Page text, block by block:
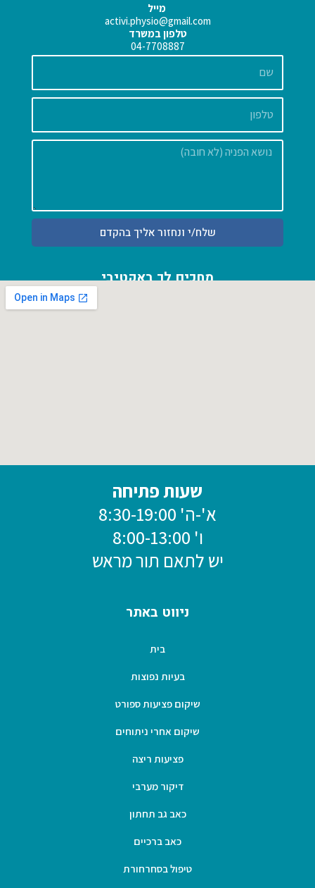
מייל
activi.physio@gmail.com
טלפון במשרד
04-7708887
הודעה
שלח/י ונחזור אליך בהקדם
מחכים לך באקטיבי
שעות פתיחה
א'-ה' 8:30-19:00
ו' 8:00-13:00
יש לתאם תור מראש
ניווט באתר
בית
בעיות נפוצות
שיקום פציעות ספורט
שיקום אחרי ניתוחים
פציעות ריצה
דיקור מערבי
כאב גב תחתון
כאב ברכיים
טיפול בסחרחורת